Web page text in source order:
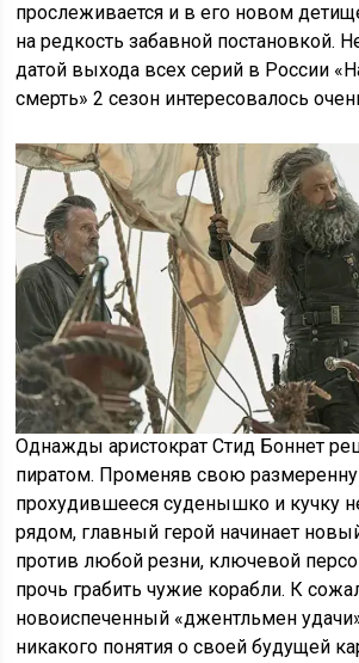
прослеживается и в его новом
на редкость забавной постановкой.
датой выхода всех серий в России
смерть» 2 сезон интересовалось
Однажды аристократ Стид Боннет
пиратом. Променяв свою
прохудившееся суденышко и кучку
рядом, главный герой начинает
против любой резни, ключевой
прочь грабить чужие корабли. К
новоиспеченный «джентльмен
никакого понятия о своей будущей